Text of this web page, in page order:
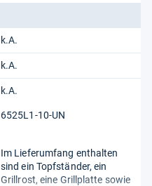
k.A.
k.A.
k.A.
6525L1-10-UN
Im Lieferumfang enthalten
sind ein Topfständer, ein
Grillrost, eine Grillplatte sowie